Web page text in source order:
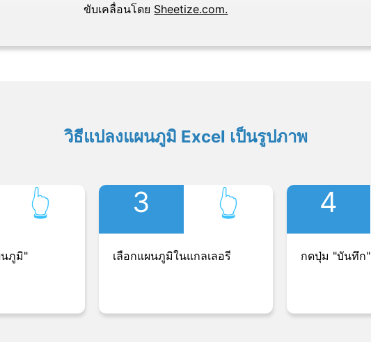
ขับเคลื่อนโดย Sheetize.com.
วิธีแปลงแผนภูมิ Excel เป็นรูปภาพ
👆︎
ภูมิ"
3 👆︎
เลือกแผนภูมิในแกลเลอรี
4
กดปุ่ม "บันทึก"